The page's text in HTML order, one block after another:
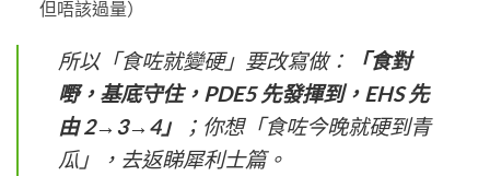
但唔該過量）
所以「食咗就變硬」要改寫做：
「食對
嘢，基底守住，PDE5 先發揮到，EHS 先
由 2→3→4」
；你想「食咗今晚就硬到青
瓜」，去返睇犀利士篇。